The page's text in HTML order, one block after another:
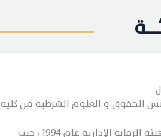
الحقوق و العلوم الشرطيه من كليه
التحق سيادته بهيئة الرقابة الإدارية عام ١٩٩٤ ، حيث